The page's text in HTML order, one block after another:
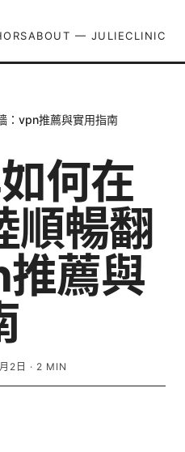
ABOUT — JULIECLINIC
：vpn推薦與實用指南
何在
順暢翻
薦與
2日 · 2 MIN